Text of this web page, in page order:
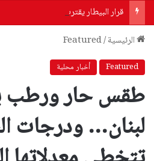
قرار البيطار يقترب… توقيفات مرتقبة
الرئيسية/
Featured
Featured أخبار محلية
طقس حار ورطب
لبنان… ودرجات